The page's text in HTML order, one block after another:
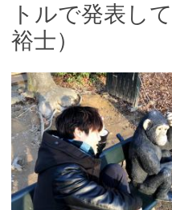
トルで発表し
裕士）